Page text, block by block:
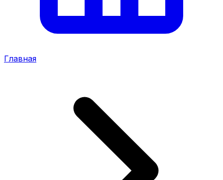
Главная